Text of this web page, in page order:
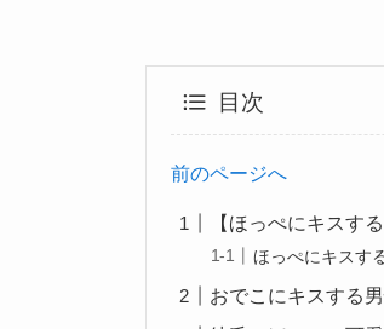
目次
前のページへ
【ほっぺにキスす
ほっぺにキスす
おでこにキスする